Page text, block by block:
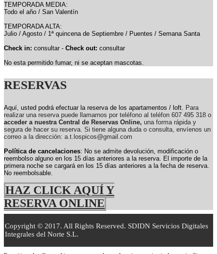
TEMPORADA MEDIA:
Todo el año / San Valentín
TEMPORADA ALTA:
Julio / Agosto / 1ª quincena de Septiembre / Puentes / Semana Santa
Check in: consultar - Check out: consultar
No esta permitido fumar, ni se aceptan mascotas.
RESERVAS
Aquí, usted podrá efectuar la reserva de los apartamentos / loft.
Para
realizar una reserva puede llamarnos por teléfono al teléfon 607 495 318 o
acceder a nuestra Central de Reservas Online, una forma rápida y
segura de hacer su reserva. Si tiene alguna duda o consulta, envíenos un
correo a la dirección: a.t.lospicos@gmail.com
Política de cancelaciones: No se admite devolución, modificación o
reembolso alguno en los 15 días anteriores a la reserva.
El importe de la
primera noche se cargará en los 15 días anteriores a la fecha de reserva.
No reembolsable.
HAZ CLICK AQUÍ Y
RESERVA ONLINE
Copyright © 2017. All Rights Reserved. SDIDN Servicios Digitales
Integrales del Norte S.L.